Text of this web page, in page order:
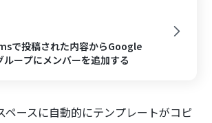
で投稿された内容からGoogle
ープにメンバーを追加する
ペースに自動的にテンプレートがコピ